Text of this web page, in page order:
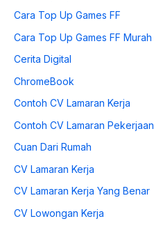
Cara Top Up Games FF
Cara Top Up Games FF Murah
Cerita Digital
ChromeBook
Contoh CV Lamaran Kerja
Contoh CV Lamaran Pekerjaan
Cuan Dari Rumah
CV Lamaran Kerja
CV Lamaran Kerja Yang Benar
CV Lowongan Kerja